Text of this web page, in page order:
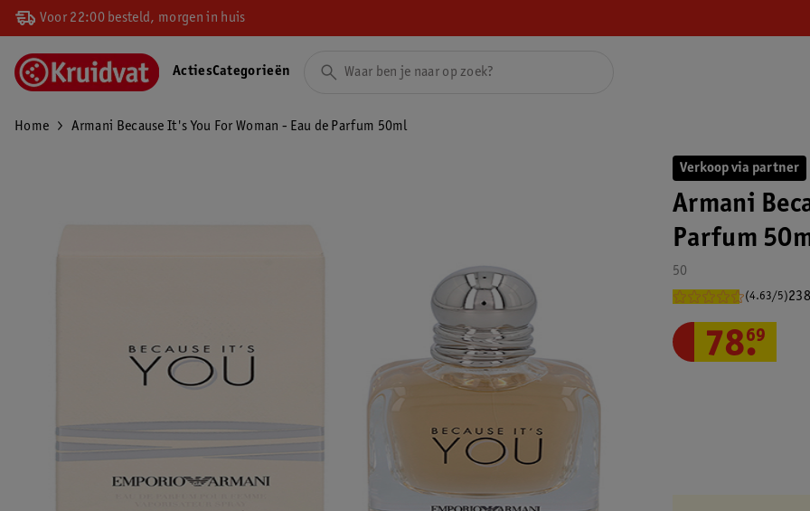
Voor 22:00 besteld, morgen in huis
ActiesCategorieën
Home Armani Because It's You For Woman - Eau de Parfum 50ml
Verkoop via partner
Armani
Parfum
50
(4.63/5)
78.
69